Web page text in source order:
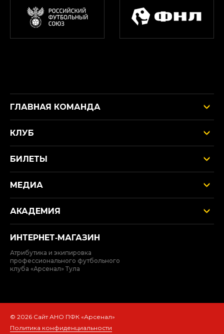
ГЛАВНАЯ КОМАНДА
КЛУБ
БИЛЕТЫ
МЕДИА
АКАДЕМИЯ
ИНТЕРНЕТ‑МАГАЗИН
Атрибутика и экипировка
профессионального футбольного
клуба «Арсенал» Тула
© 2026 Сайт АНО ПФК «Арсенал»
Политика конфиденциальности